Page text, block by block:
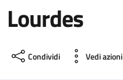
Lourdes
Condividi Vedi azioni